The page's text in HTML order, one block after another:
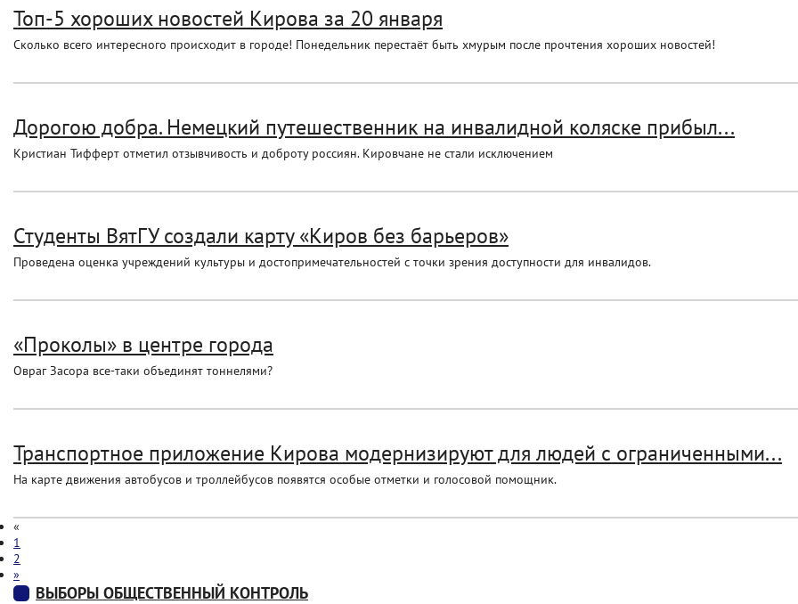
Топ-5 хороших новостей Кирова за 20 января
Сколько всего интересного происходит в городе! Понедельник перестаёт быть хмурым после прочтения хороших новостей!
Дорогою добра. Немецкий путешественник на инвалидной коляске прибыл...
Кристиан Тифферт отметил отзывчивость и доброту россиян. Кировчане не стали исключением
Студенты ВятГУ создали карту «Киров без барьеров»
Проведена оценка учреждений культуры и достопримечательностей с точки зрения доступности для инвалидов.
«Проколы» в центре города
Овраг Засора все-таки объединят тоннелями?
Транспортное приложение Кирова модернизируют для людей с ограниченными...
На карте движения автобусов и троллейбусов появятся особые отметки и голосовой помощник.
«
1
2
»
ВЫБОРЫ ОБЩЕСТВЕННЫЙ КОНТРОЛЬ